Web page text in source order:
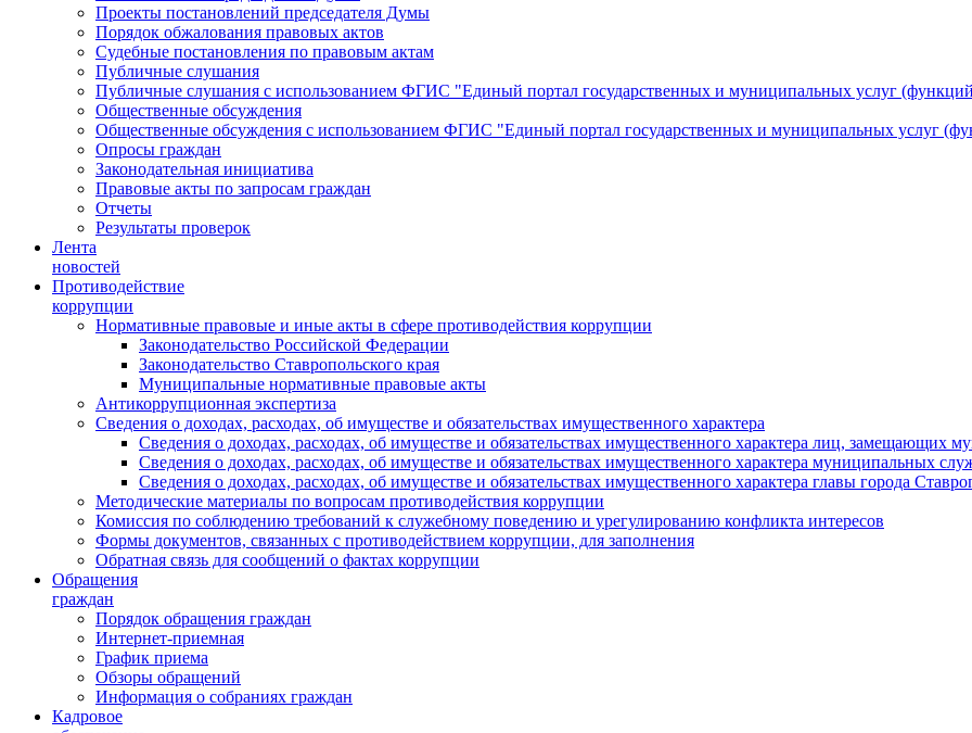
Проекты постановлений председателя Думы
Порядок обжалования правовых актов
Судебные постановления по правовым актам
Публичные слушания
Публичные слушания с использованием ФГИС "Единый портал государственных и муниципальных услуг
Общественные обсуждения
Общественные обсуждения с использованием ФГИС "Единый портал государственных и муниципальных услуг
Опросы граждан
Законодательная инициатива
Правовые акты по запросам граждан
Отчеты
Результаты проверок
Лента
новостей
Противодействие
коррупции
Нормативные правовые и иные акты в сфере противодействия коррупции
Законодательство Российской Федерации
Законодательство Ставропольского края
Муниципальные нормативные правовые акты
Антикоррупционная экспертиза
Сведения о доходах, расходах, об имуществе и обязательствах имущественного характера
Сведения о доходах, расходах, об имуществе и обязательствах имущественного характера лиц,
Сведения о доходах, расходах, об имуществе и обязательствах имущественного характера муниципальных
Сведения о доходах, расходах, об имуществе и обязательствах имущественного характера главы города
Методические материалы по вопросам противодействия коррупции
Комиссия по соблюдению требований к служебному поведению и урегулированию конфликта интересов
Формы документов, связанных с противодействием коррупции, для заполнения
Обратная связь для сообщений о фактах коррупции
Обращения
граждан
Порядок обращения граждан
Интернет-приемная
График приема
Обзоры обращений
Информация о собраниях граждан
Кадровое